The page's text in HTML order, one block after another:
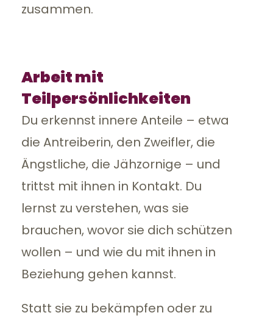
zusammen.
Arbeit mit
Teilpersönlichkeiten
Du erkennst innere Anteile – etwa
die Antreiberin, den Zweifler, die
Ängstliche, die Jähzornige – und
trittst mit ihnen in Kontakt. Du
lernst zu verstehen, was sie
brauchen, wovor sie dich schützen
wollen – und wie du mit ihnen in
Beziehung gehen kannst.
Statt sie zu bekämpfen oder zu